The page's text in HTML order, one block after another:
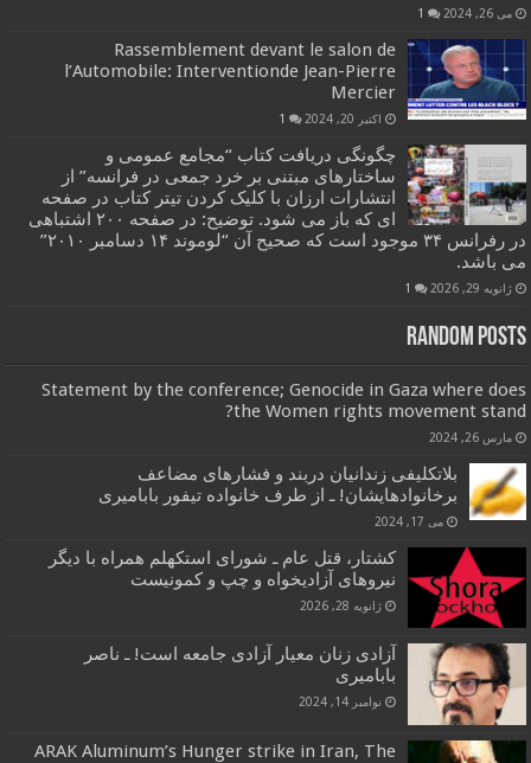
می 26, 2024 1
Rassemblement devant le salon de
l’Automobile: Interventionde Jean-Pierre
Mercier
اکتبر 20, 2024 1
چگونگی دریافت کتاب “مجامع عمومی و
ساختارهای مبتنی بر خرد جمعی در فرانسه” از
انتشارات ارزان با کلیک کردن تیتر کتاب در صفحه
ای که باز می شود. توضیح: در صفحه ۲۰۰ اشتباهی
در رفرانس ۳۴ موجود است که صحیح آن “لوموند ۱۴ دسامبر ۲۰۱۰”
می باشد.
ژانویه 29, 2026 1
Random Posts
Statement by the conference; Genocide in Gaza where does
the Women rights movement stand?
مارس 26, 2024
بلاتکلیفی زندانیان دربند و فشارهای مضاعف
برخانوادهایشان! ـ از طرف خانواده تیفور بابامیری
می 17, 2024
کشتار، قتل عام ـ شورای استکهلم همراه با دیگر
نیروهای آزادیخواه و چپ و کمونیست
ژانویه 28, 2026
آزادی زنان معیار آزادی جامعه است! ـ ناصر
بابامیری
نوامبر 14, 2024
ARAK Aluminum’s Hunger strike in Iran, The